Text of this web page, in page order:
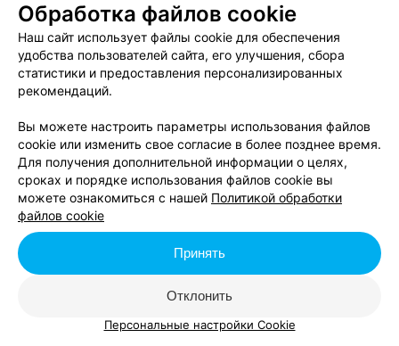
В данном городе нет событий,
удовлетворяющих условиям фильтра.
Обработка файлов cookie
Наш сайт использует файлы cookie для обеспечения
удобства пользователей сайта, его улучшения, сбора
статистики и предоставления персонализированных
рекомендаций.
Вы можете настроить параметры использования файлов
cookie или изменить свое согласие в более позднее время.
Для получения дополнительной информации о целях,
сроках и порядке использования файлов cookie вы
можете ознакомиться с нашей Политикой обработки
файлов cookie
Отклонить
Принять
Персональные настройки Cookie